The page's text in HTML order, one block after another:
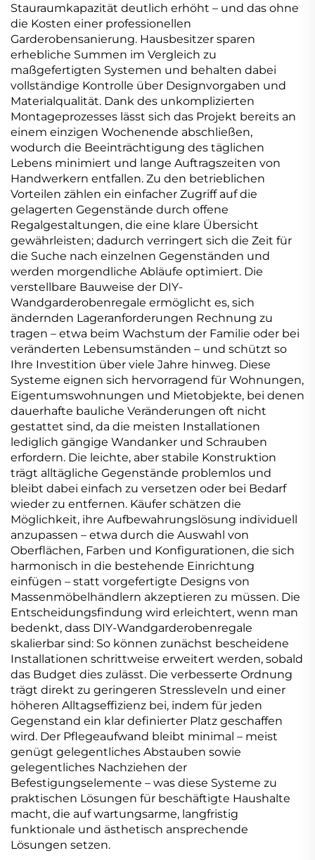
Stauraumkapazität deutlich erhöht – und das ohne
die Kosten einer professionellen
Garderobensanierung. Hausbesitzer sparen
erhebliche Summen im Vergleich zu
maßgefertigten Systemen und behalten dabei
vollständige Kontrolle über Designvorgaben und
Materialqualität. Dank des unkomplizierten
Montageprozesses lässt sich das Projekt bereits an
einem einzigen Wochenende abschließen,
wodurch die Beeinträchtigung des täglichen
Lebens minimiert und lange Auftragszeiten von
Handwerkern entfallen. Zu den betrieblichen
Vorteilen zählen ein einfacher Zugriff auf die
gelagerten Gegenstände durch offene
Regalgestaltungen, die eine klare Übersicht
gewährleisten; dadurch verringert sich die Zeit für
die Suche nach einzelnen Gegenständen und
werden morgendliche Abläufe optimiert. Die
verstellbare Bauweise der DIY-
Wandgarderobenregale ermöglicht es, sich
ändernden Lageranforderungen Rechnung zu
tragen – etwa beim Wachstum der Familie oder bei
veränderten Lebensumständen – und schützt so
Ihre Investition über viele Jahre hinweg. Diese
Systeme eignen sich hervorragend für Wohnungen,
Eigentumswohnungen und Mietobjekte, bei denen
dauerhafte bauliche Veränderungen oft nicht
gestattet sind, da die meisten Installationen
lediglich gängige Wandanker und Schrauben
erfordern. Die leichte, aber stabile Konstruktion
trägt alltägliche Gegenstände problemlos und
bleibt dabei einfach zu versetzen oder bei Bedarf
wieder zu entfernen. Käufer schätzen die
Möglichkeit, ihre Aufbewahrungslösung individuell
anzupassen – etwa durch die Auswahl von
Oberflächen, Farben und Konfigurationen, die sich
harmonisch in die bestehende Einrichtung
einfügen – statt vorgefertigte Designs von
Massenmöbelhändlern akzeptieren zu müssen. Die
Entscheidungsfindung wird erleichtert, wenn man
bedenkt, dass DIY-Wandgarderobenregale
skalierbar sind: So können zunächst bescheidene
Installationen schrittweise erweitert werden, sobald
das Budget dies zulässt. Die verbesserte Ordnung
trägt direkt zu geringeren Stressleveln und einer
höheren Alltagseffizienz bei, indem für jeden
Gegenstand ein klar definierter Platz geschaffen
wird. Der Pflegeaufwand bleibt minimal – meist
genügt gelegentliches Abstauben sowie
gelegentliches Nachziehen der
Befestigungselemente – was diese Systeme zu
praktischen Lösungen für beschäftigte Haushalte
macht, die auf wartungsarme, langfristig
funktionale und ästhetisch ansprechende
Lösungen setzen.